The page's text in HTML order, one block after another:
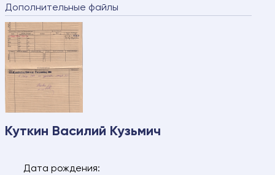
Дополнительные файлы
Куткин Василий Кузьмич
Дата рождения: